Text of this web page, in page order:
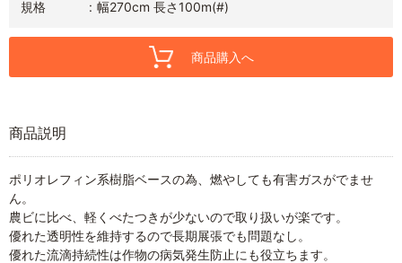
規格
幅270cm 長さ100m(#)
商品購入へ
商品説明
ポリオレフィン系樹脂ベースの為、燃やしても有害ガスがでませ
ん。
農ビに比べ、軽くべたつきが少ないので取り扱いが楽です。
優れた透明性を維持するので長期展張でも問題なし。
優れた流滴持続性は作物の病気発生防止にも役立ちます。